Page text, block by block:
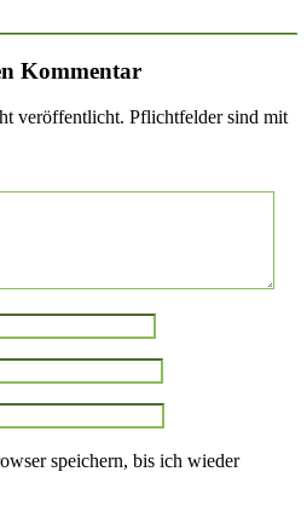
Kommentar
veröffentlicht. Pflichtfelder sind mit
speichern, bis ich wieder